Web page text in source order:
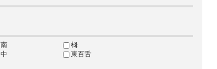
南
栂
中
東百舌